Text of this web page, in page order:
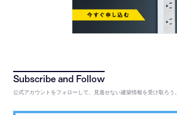
公式アカウントをフォローして、見逃せない建築情報を受け取ろう。